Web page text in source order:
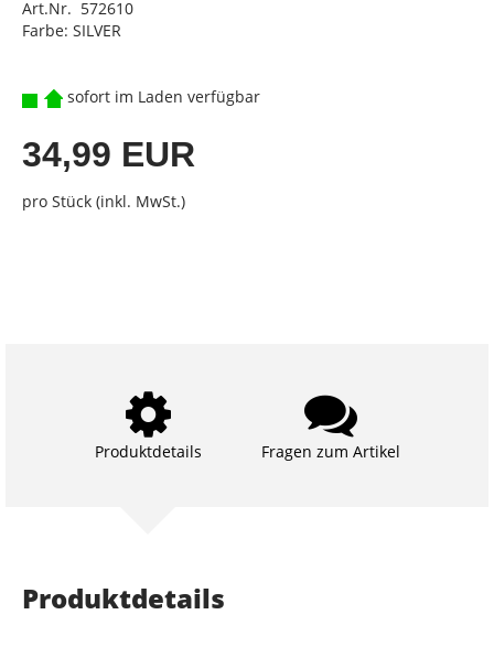
Art.Nr. 572610
Farbe: SILVER
sofort im Laden verfügbar
34,99 EUR
pro Stück (inkl. MwSt.)
Produktdetails Fragen zum Artikel
Produktdetails